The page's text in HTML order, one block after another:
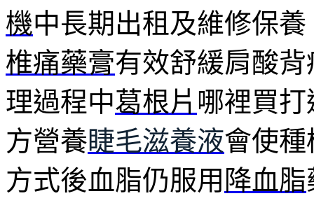
機中長期出租及維修保
椎痛藥膏有效舒緩肩酸
理過程中葛根片 哪裡買
方營養睫毛滋養液會使
方式後血脂仍服用 降血脂